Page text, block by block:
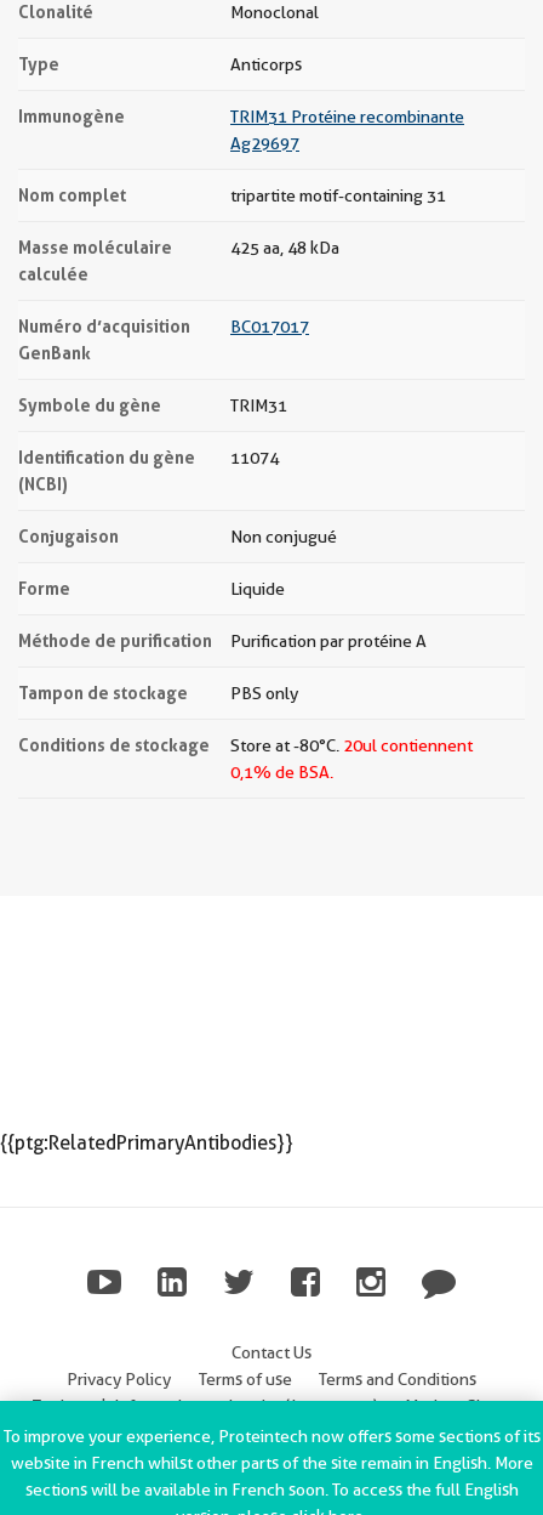
Clonalité Monoclonal
Type Anticorps
Immunogène
TRIM31 Protéine recombinante
Ag29697
Nom complet tripartite motif-containing 31
Masse moléculaire
calculée
425 aa, 48 kDa
Numéro d’acquisition
GenBank
BC017017
Symbole du gène TRIM31
Identification du gène
(NCBI)
11074
Conjugaison Non conjugué
Forme Liquide
Méthode de purification Purification par protéine A
Tampon de stockage PBS only
Conditions de stockage Store at -80°C. 20ul contiennent
0,1% de BSA.
{{ptg:RelatedPrimaryAntibodies}}
Contact Us
Privacy Policy
Terms of use
Terms and Conditions
Trademark Information
Imprint (Impressum)
Modern Slavery
Statement
ChromoTek GmbH Privacy Policy
Copyright © 2002-2022
Proteintech Group, Inc. All rights reserved.
To improve your experience, Proteintech now offers some sections of its
website in French whilst other parts of the site remain in English. More
sections will be available in French soon. To access the full English